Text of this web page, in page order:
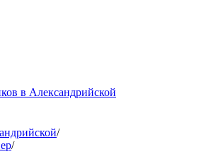
в Александрийской
/
/